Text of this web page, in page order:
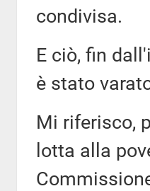
condivisa.
E ciò, fin
è stato
Mi riferisco,
lotta alla